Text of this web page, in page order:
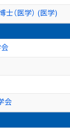
（医学） (医学)
会